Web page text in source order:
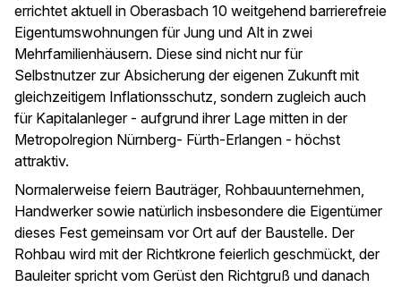
errichtet aktuell in Oberasbach 10 weitgehend barrierefreie
Eigentumswohnungen für Jung und Alt in zwei
Mehrfamilienhäusern. Diese sind nicht nur für
Selbstnutzer zur Absicherung der eigenen Zukunft mit
gleichzeitigem Inflationsschutz, sondern zugleich auch
für Kapitalanleger - aufgrund ihrer Lage mitten in der
Metropolregion Nürnberg- Fürth-Erlangen - höchst
attraktiv.
Normalerweise feiern Bauträger, Rohbauunternehmen,
Handwerker sowie natürlich insbesondere die Eigentümer
dieses Fest gemeinsam vor Ort auf der Baustelle. Der
Rohbau wird mit der Richtkrone feierlich geschmückt, der
Bauleiter spricht vom Gerüst den Richtgruß und danach